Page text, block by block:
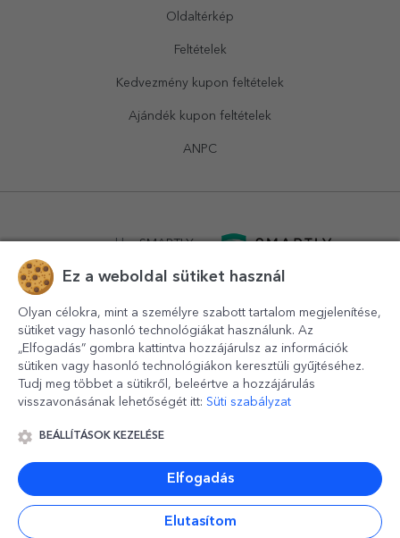
Oldaltérkép
Feltételek
Kedvezmény kupon feltételek
Ajándék kupon feltételek
ANPC
powered bySMARTLY.ro
© 2016-2026 StarGift
contact@stargift.hu
www.stargift.hu
Ez a weboldal sütiket használ
Olyan célokra, mint a személyre szabott tartalom megjelenítése,
sütiket vagy hasonló technológiákat használunk. Az
„Elfogadás” gombra kattintva hozzájárulsz az információk
sütiken vagy hasonló technológiákon keresztüli gyűjtéséhez.
Tudj meg többet a sütikről, beleértve a hozzájárulás
visszavonásának lehetőségét itt: Süti szabályzat
BEÁLLÍTÁSOK KEZELÉSE
Elfogadás
Elutasítom